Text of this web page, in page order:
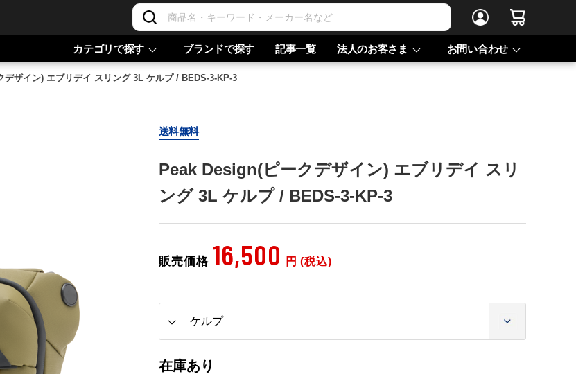
カテゴリで探す ブランドで探す 記事一覧 法人のお客さま お問い合わせ
デザイン) エブリデイ スリング 3L ケルプ / BEDS-3-KP-3
送料無料
Peak Design(ピークデザイン) エブリデイ スリ
ング 3L ケルプ / BEDS-3-KP-3
販売価格 16,500 円 (税込)
在庫あり